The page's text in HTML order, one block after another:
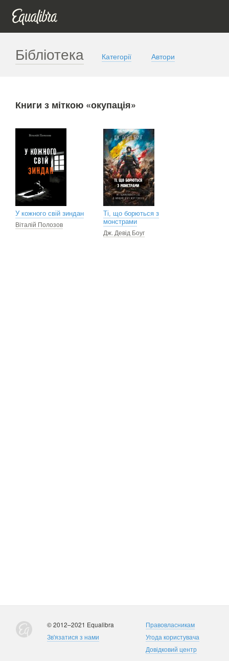
Бібліотека Категорії Автори
Книги з міткою «окупація»
У кожного свій зиндан
Віталій Полозов
Ті, що борються з
монстрами
Дж. Девід Боуг
© 2012–2021 Equalibra
Зв'язатися з нами
Правовласникам
Угода користувача
Довідковий центр